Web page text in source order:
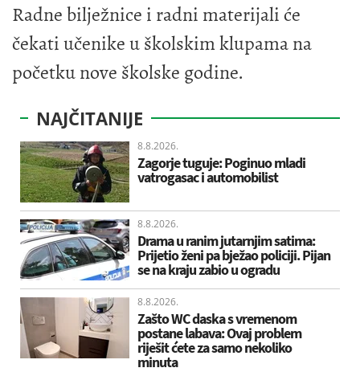
Radne bilježnice i radni materijali će
čekati učenike u školskim klupama na
početku nove školske godine.
NAJČITANIJE
8.8.2026.
Zagorje tuguje: Poginuo mladi
vatrogasac i automobilist
8.8.2026.
Drama u ranim jutarnjim satima:
Prijetio ženi pa bježao policiji. Pijan
se na kraju zabio u ogradu
8.8.2026.
Zašto WC daska s vremenom
postane labava: Ovaj problem
riješit ćete za samo nekoliko
minuta